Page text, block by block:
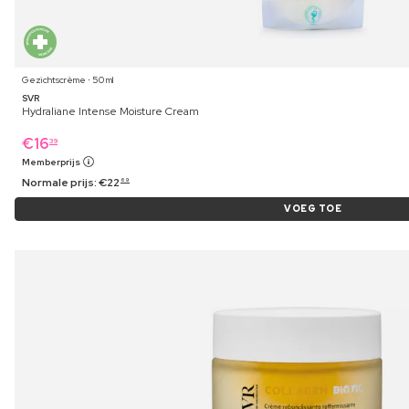
Gezichtscrème ⋅ 50 ml
SVR
Hydraliane Intense Moisture Cream
€1639
Memberprijs
Normale prijs:€22 69
VOEG TOE